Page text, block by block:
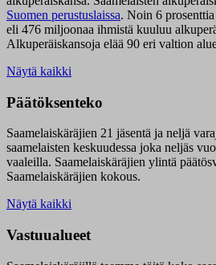
Suomen perustuslaissa. Noin 6
eli 476 miljoonaa ihmistä kuuluu
Alkuperäiskansoja elää 90 eri valtion
Näytä kaikki
Päätöksenteko
Saamelaiskäräjien 21 jäsentä ja neljä
saamelaisten keskuudessa joka neljäs
vaaleilla. Saamelaiskäräjien ylintä
Saamelaiskäräjien kokous.
Näytä kaikki
Vastuualueet